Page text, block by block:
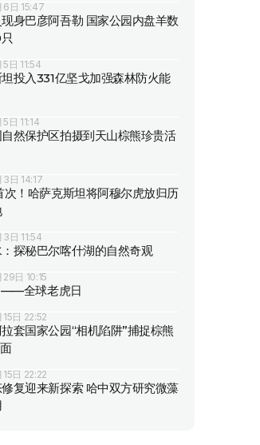
日 15:47
身巴彦阿吾勒 国家公园内盘羊数
日 11:54
投入331亿坚戈加强森林防火能
日 11:14
然保护区拍摄到天山棕熊珍贵活
日 14:17
！哈萨克斯坦将阿穆尔虎放归历
日 11:54
探秘巴尔喀什湖的自然奇观
日 10:15
全球老虎日
日 22:52
套国家公园“相机陷阱”捕捉棕熊
日 22:22
复迎来新探索 哈中双方研究微藻